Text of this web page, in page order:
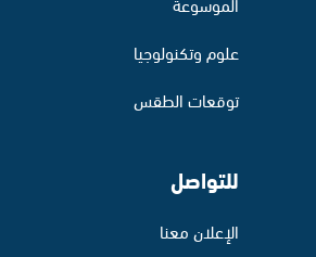
علوم وتكنولوجيا
توقعات الطقس
للتواصل
الإعلان معنا